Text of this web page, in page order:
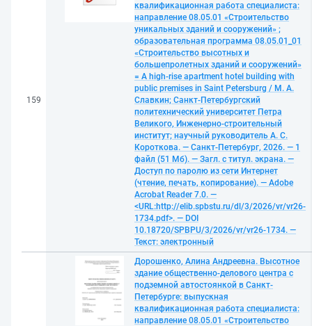
159
квалификационная работа специалиста:
направление 08.05.01 «Строительство
уникальных зданий и сооружений» ;
образовательная программа 08.05.01_01
«Строительство высотных и
большепролетных зданий и сооружений»
= A high-rise apartment hotel building with
public premises in Saint Petersburg / М. А.
Славкин; Санкт-Петербургский
политехнический университет Петра
Великого, Инженерно-строительный
институт; научный руководитель А. С.
Короткова. — Санкт-Петербург, 2026. — 1
файл (51 Мб). — Загл. с титул. экрана. —
Доступ по паролю из сети Интернет
(чтение, печать, копирование). — Adobe
Acrobat Reader 7.0. —
<URL:http://elib.spbstu.ru/dl/3/2026/vr/vr26-
1734.pdf>. — DOI
10.18720/SPBPU/3/2026/vr/vr26-1734. —
Текст: электронный
Дорошенко, Алина Андреевна. Высотное
здание общественно-делового центра с
подземной автостоянкой в Санкт-
Петербурге: выпускная
квалификационная работа специалиста:
направление 08.05.01 «Строительство